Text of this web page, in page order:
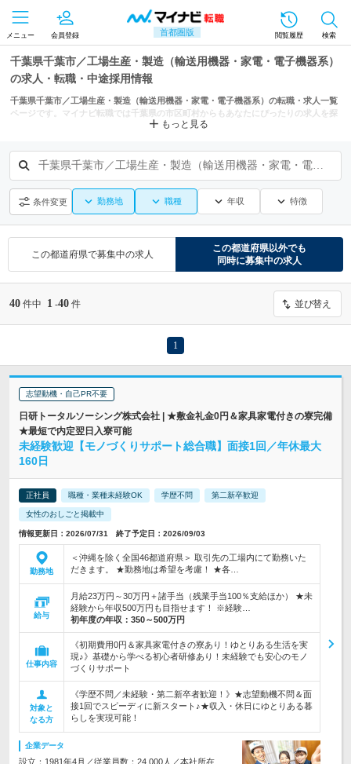
首都圏版
メニュー 会員登録 閲覧履歴 検索
千葉県千葉市／工場生産・製造（輸送用機器・家電・電子機器系）
の求人・転職・中途採用情報
千葉県千葉市／工場生産・製造（輸送用機器・家電・電子機器系）の転職・求人一覧
ページです。マイナビ転職では千葉県の市区町村からもあなたにぴったりの求人を探
もっと見る
千葉県千葉市／工場生産・製造（輸送用機器・家電・電子機器系）
条件変更 勤務地 職種 年収 特徴
この都道府県で募集中の求人
この都道府県以外でも
同時に募集中の求人
40 件中 1 -40 件 並び替え
1
志望動機・自己PR不要
日研トータルソーシング株式会社 | ★敷金礼金0円＆家具家電付きの寮完備
★最短で内定翌日入寮可能
未経験歓迎【モノづくりサポート総合職】面接1回／年休最大
160日
正社員 職種・業種未経験OK 学歴不問 第二新卒歓迎
女性のおしごと掲載中
情報更新日：2026/07/31 終了予定日：2026/09/03
勤務地
＜沖縄を除く全国46都道府県＞ 取引先の工場内にて勤務いた
だきます。 ★勤務地は希望を考慮！ ★各…
給与
月給23万円～30万円＋諸手当（残業手当100％支給ほか） ★未
経験から年収500万円も目指せます！ ※経験…
初年度の年収： 350～500万円
仕事内容
《初期費用0円＆家具家電付きの寮あり！ゆとりある生活を実
現♪》基礎から学べる初心者研修あり！未経験でも安心のモノ
づくりサポート
対象と
なる方
《学歴不問／未経験・第二新卒者歓迎！》★志望動機不問＆面
接1回でスピーディに新スタート♪★収入・休日にゆとりある暮
らしを実現可能！
企業データ
設立：1981年4月／従業員数：24,000人／本社所在